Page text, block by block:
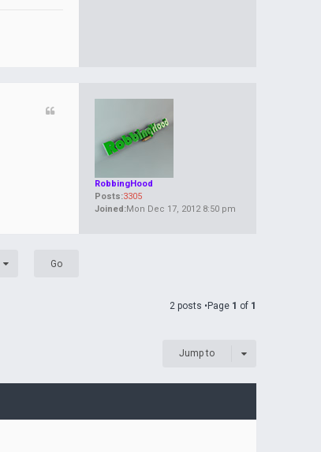
RobbingHood
Posts:3305
Joined:Mon Dec 17, 2012 8:50 pm
2 posts •Page 1 of 1
Jump to